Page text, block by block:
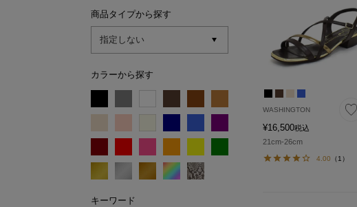
商品タイプから探す
カラーから探す
キーワード
WASHINGTON
¥16,500税込
21cm-26cm
4.00 （1）